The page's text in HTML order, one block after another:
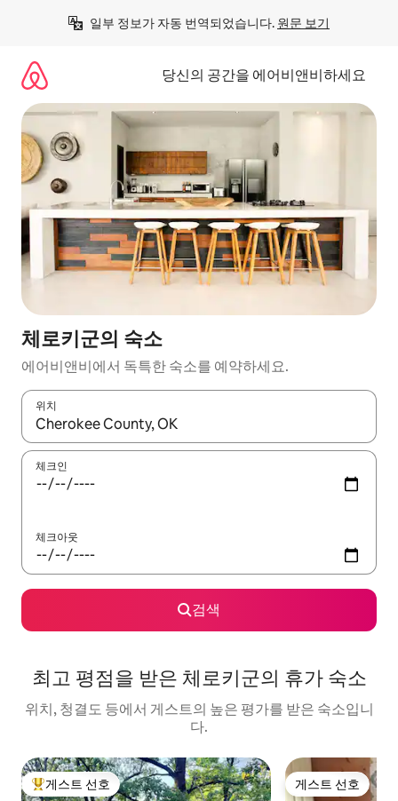
일부 정보가 자동 번역되었습니다. 원문 보기
당신의 공간을 에어비앤비하세요
체로키군의 숙소
에어비앤비에서 독특한 숙소를 예약하세요.
위치
결과가 나오면 위·아래 화살표 키를 사용하거나 터치 또는 스와이
체크인
체크아웃
검색
최고 평점을 받은 체로키군의 휴가 숙소
위치, 청결도 등에서 게스트의 높은 평가를 받은 숙소입니
다.
상위 게스트 선호
게스트 선호 게스트 선호
게스트 선호